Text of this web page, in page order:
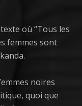
où “Tous les
femmes sont
noires
quoi que